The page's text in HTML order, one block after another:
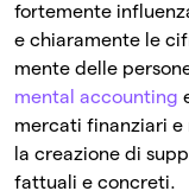
fortemente
e chiaramente le
mente delle
mental accounting
mercati finanziari e
la creazione di
fattuali e concreti.